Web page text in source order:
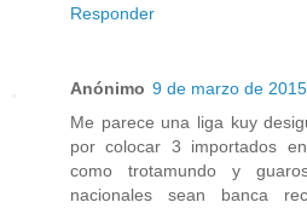
Responder
Anónimo 9 de marzo de
Me parece una liga kuy
por colocar 3 importados
como trotamundo y
nacionales sean banca